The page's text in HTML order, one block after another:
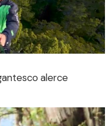
alerce